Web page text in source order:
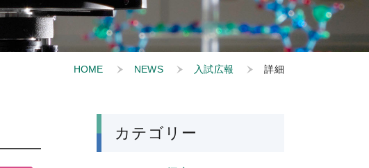
HOME NEWS 入試広報 詳細
カテゴリー